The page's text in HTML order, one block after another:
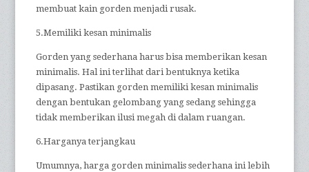
membuat kain gorden menjadi rusak.
5.Memiliki kesan minimalis
Gorden yang sederhana harus bisa memberikan kesan
minimalis. Hal ini terlihat dari bentuknya ketika
dipasang. Pastikan gorden memiliki kesan minimalis
dengan bentukan gelombang yang sedang sehingga
tidak memberikan ilusi megah di dalam ruangan.
6.Harganya terjangkau
Umumnya, harga gorden minimalis sederhana ini lebih